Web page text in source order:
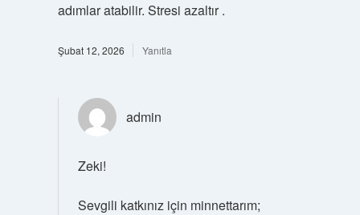
adımlar atabilir. Stresi azaltır .
Şubat 12, 2026 Yanıtla
admin
Zeki!
Sevgili katkınız için minnettarım;